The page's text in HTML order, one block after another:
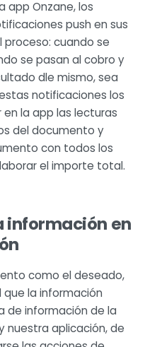
app Onzane, los
push en sus
cuando se
se pasan al cobro y
dle mismo, sea
notificaciones los
la app las lecturas
del documento y
con todos los
el importe total.
información en
como el deseado,
la información
de información de la
nuestra aplicación, de